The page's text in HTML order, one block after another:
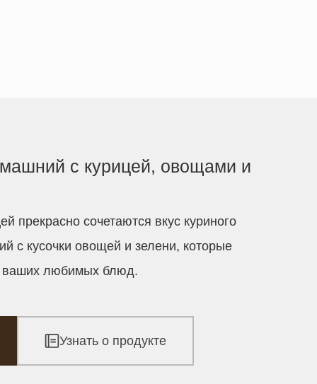
с курицей, овощами и
прекрасно сочетаются вкус куриного
с кусочки овощей и зелени, которые
ваших любимых блюд.
Узнать о продукте